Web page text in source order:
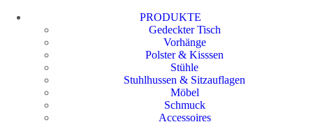
PRODUKTE
Gedeckter Tisch
Vorhänge
Polster & Kisssen
Stühle
Stuhlhussen & Sitzauflagen
Möbel
Schmuck
Accessoires